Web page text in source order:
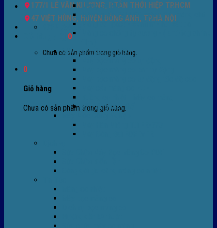
177/1 LÊ VĂN KHƯƠNG, P.TÂN THỚI HIỆP TP.HCM
47 VIỆT HÙNG, HUYỆN ĐÔNG ANH, TP.HÀ NỘI
0932 756 950
0
Chưa có sản phẩm trong giỏ hàng.
0
Giỏ hàng
Chưa có sản phẩm trong giỏ hàng.
Màng co PVC
Màng quấn PALLET- màng PE- màng chit
Màng skinpack - skinfilm - hút sát da
Máy bọc màng co POF
Phụ tùng thay thế